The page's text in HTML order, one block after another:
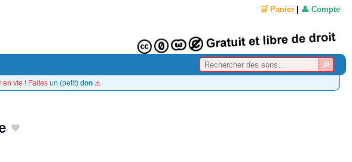
🛒 Panier 👤 Compte
en vie ! Faites un (petit) don ⚠️